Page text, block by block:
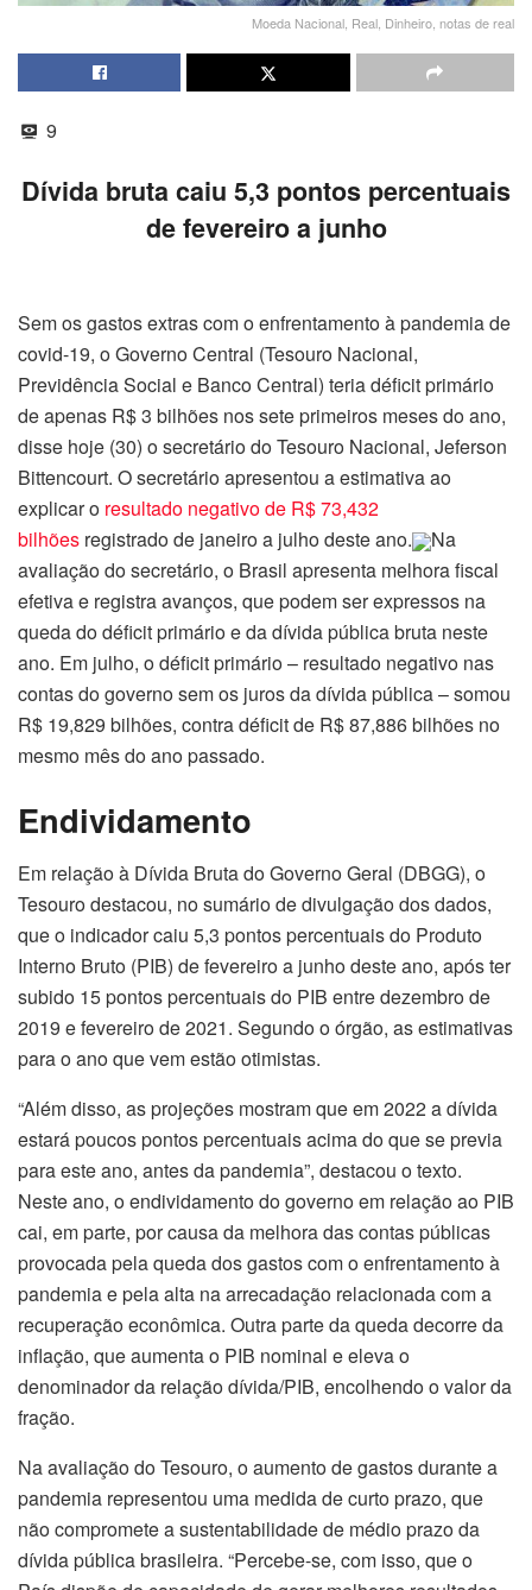
Moeda Nacional, Real, Dinheiro, notas de real
9
Dívida bruta caiu 5,3 pontos percentuais
de fevereiro a junho
Sem os gastos extras com o enfrentamento à pandemia de
covid-19, o Governo Central (Tesouro Nacional,
Previdência Social e Banco Central) teria déficit primário
de apenas R$ 3 bilhões nos sete primeiros meses do ano,
disse hoje (30) o secretário do Tesouro Nacional, Jeferson
Bittencourt. O secretário apresentou a estimativa ao
explicar o resultado negativo de R$ 73,432
bilhões registrado de janeiro a julho deste ano.
Na
avaliação do secretário, o Brasil apresenta melhora fiscal
efetiva e registra avanços, que podem ser expressos na
queda do déficit primário e da dívida pública bruta neste
ano. Em julho, o déficit primário – resultado negativo nas
contas do governo sem os juros da dívida pública – somou
R$ 19,829 bilhões, contra déficit de R$ 87,886 bilhões no
mesmo mês do ano passado.
Endividamento
Em relação à Dívida Bruta do Governo Geral (DBGG), o
Tesouro destacou, no sumário de divulgação dos dados,
que o indicador caiu 5,3 pontos percentuais do Produto
Interno Bruto (PIB) de fevereiro a junho deste ano, após ter
subido 15 pontos percentuais do PIB entre dezembro de
2019 e fevereiro de 2021. Segundo o órgão, as estimativas
para o ano que vem estão otimistas.
“Além disso, as projeções mostram que em 2022 a dívida
estará poucos pontos percentuais acima do que se previa
para este ano, antes da pandemia”, destacou o texto.
Neste ano, o endividamento do governo em relação ao PIB
cai, em parte, por causa da melhora das contas públicas
provocada pela queda dos gastos com o enfrentamento à
pandemia e pela alta na arrecadação relacionada com a
recuperação econômica. Outra parte da queda decorre da
inflação, que aumenta o PIB nominal e eleva o
denominador da relação dívida/PIB, encolhendo o valor da
fração.
Na avaliação do Tesouro, o aumento de gastos durante a
pandemia representou uma medida de curto prazo, que
não compromete a sustentabilidade de médio prazo da
dívida pública brasileira. “Percebe-se, com isso, que o